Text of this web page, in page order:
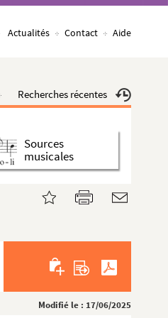
Actualités Contact Aide
Recherches récentes
Sources
musicales
Modifié le : 17/06/2025